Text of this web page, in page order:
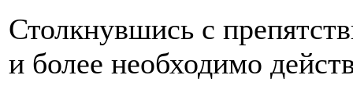
Столкнувшись с
и более необходимо